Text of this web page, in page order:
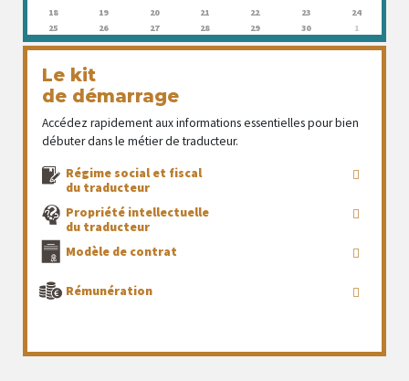
18
19 20 21 22 23
24
25
26 27 28 29 30 1
Le kit
de démarrage
Accédez rapidement aux informations essentielles pour bien
débuter dans le métier de traducteur.
Régime social et fiscal
du traducteur
Propriété intellectuelle
du traducteur
Modèle de contrat
Rémunération